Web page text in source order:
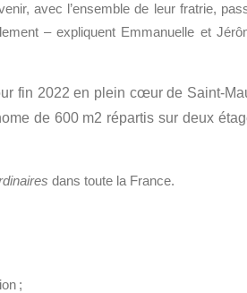
avec l’ensemble de leur fratrie,
–expliquent Emmanuelle et
fin 2022 en plein cœur de Saint-
de 600 m2 répartis sur deux
dans toute la France.
;